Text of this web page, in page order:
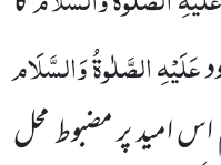
عَلَیْہِالصَّلٰوۃُوَالسَّلَام
امید پر مضبوط محل